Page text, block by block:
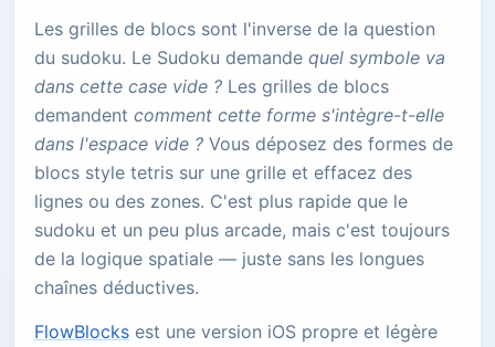
Les grilles de blocs sont l'inverse de la question
du sudoku. Le Sudoku demande quel symbole va
dans cette case vide ? Les grilles de blocs
demandent comment cette forme s'intègre-t-elle
dans l'espace vide ? Vous déposez des formes de
blocs style tetris sur une grille et effacez des
lignes ou des zones. C'est plus rapide que le
sudoku et un peu plus arcade, mais c'est toujours
de la logique spatiale — juste sans les longues
chaînes déductives.
FlowBlocks est une version iOS propre et légère